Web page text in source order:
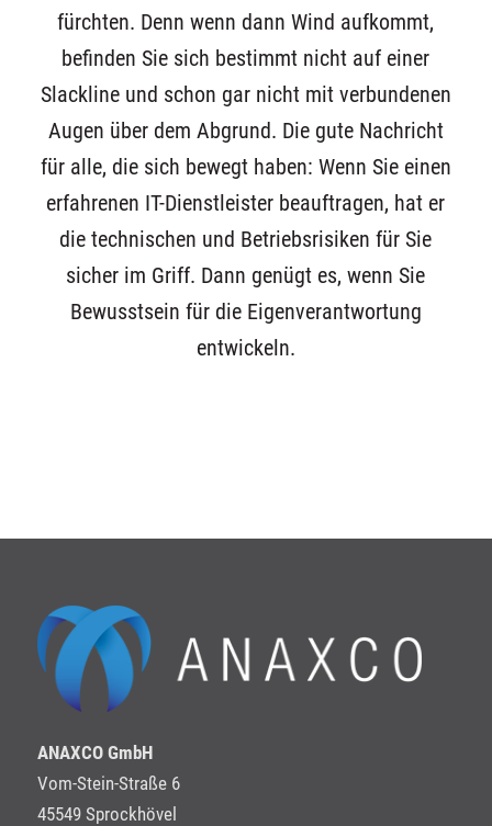
fürchten. Denn wenn dann Wind aufkommt,
befinden Sie sich bestimmt nicht auf einer
Slackline und schon gar nicht mit verbundenen
Augen über dem Abgrund. Die gute Nachricht
für alle, die sich bewegt haben: Wenn Sie einen
erfahrenen IT-Dienstleister beauftragen, hat er
die technischen und Betriebsrisiken für Sie
sicher im Griff. Dann genügt es, wenn Sie
Bewusstsein für die Eigenverantwortung
entwickeln.
ANAXCO GmbH
Vom-Stein-Straße 6
45549 Sprockhövel